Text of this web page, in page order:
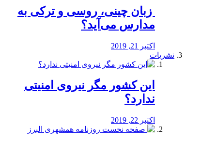
️ زبان چینی، روسی و ترکی به
مدارس می‌آید؟
اکتبر 21, 2019
نشریات
این کشور مگر نیروی امنیتی
ندارد؟
اکتبر 22, 2019